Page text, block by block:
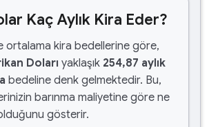
Kaç Aylık Kira Eder?
ortalama kira bedellerine göre,
Doları yaklaşık 254,87 aylık
bedeline denk gelmektedir. Bu,
barınma maliyetine göre ne
gösterir.